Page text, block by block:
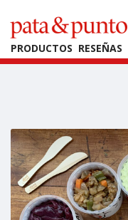
PRODUCTOS RESEÑAS